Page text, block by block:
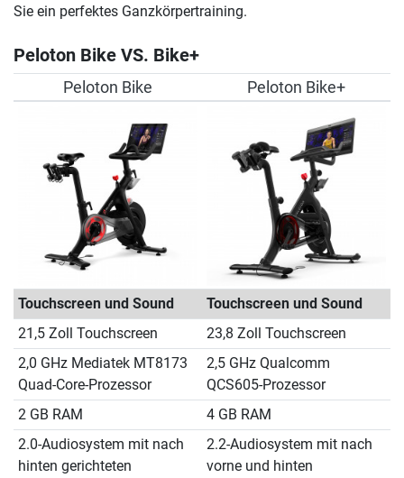
Sie ein perfektes Ganzkörpertraining.
Peloton Bike VS. Bike+
Peloton Bike Peloton Bike+
Touchscreen und Sound
Touchscreen und Sound
21,5 Zoll Touchscreen
23,8 Zoll Touchscreen
2,0 GHz Mediatek MT8173
Quad-Core-Prozessor
2,5 GHz Qualcomm
QCS605-Prozessor
2 GB RAM
4 GB RAM
2.0-Audiosystem mit nach
hinten gerichteten
2.2-Audiosystem mit nach
vorne und hinten